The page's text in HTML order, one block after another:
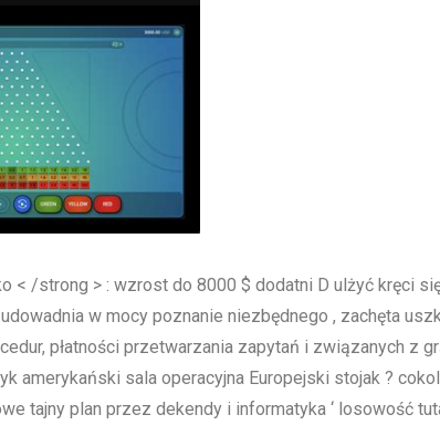
< /strong > : wzrost do 8000 $ dodatni D ulżyć kręci
w mocy poznanie niezbędnego , zachęta
płatności przetwarzania zapytań i związanych z
amerykański sala operacyjna Europejski stojak ?
tajny plan przez dekendy i informatyka ‘ losowość